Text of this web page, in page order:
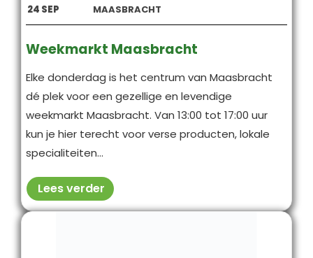
24 SEP MAASBRACHT
Weekmarkt Maasbracht
Elke donderdag is het centrum van Maasbracht
dé plek voor een gezellige en levendige
weekmarkt Maasbracht. Van 13:00 tot 17:00 uur
kun je hier terecht voor verse producten, lokale
specialiteiten...
Lees verder